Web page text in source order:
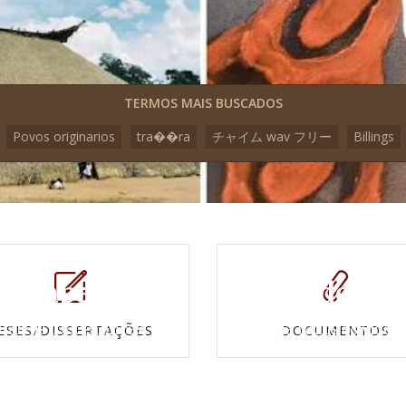
TERMOS MAIS BUSCADOS
Povos originarios
tra��ra チャイム wav フリー Billings
DISSERTAÇÕES DOCUMENTOS
Mapas e
topográficas
Vídeos
Veja todos os vídeos